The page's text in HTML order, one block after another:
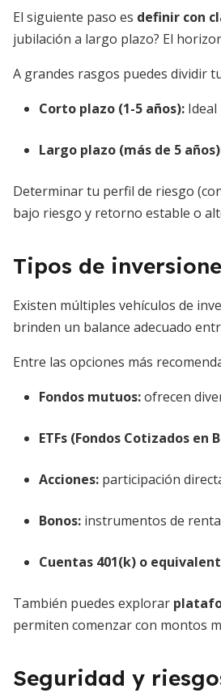
El siguiente paso es definir con
jubilación a largo plazo? El
A grandes rasgos puedes dividir
Corto plazo (1-5 años):
Largo plazo (más de 5
Determinar tu perfil de riesgo
bajo riesgo y retorno estable o
Tipos de
Existen múltiples vehículos de
brinden un balance adecuado
Entre las opciones más
Fondos mutuos:ofrecen
ETFs (Fondos Cotizados en
Acciones: participación
Bonos: instrumentos de
Cuentas 401(k) o
También puedes explorar
permiten comenzar con montos
Seguridad y